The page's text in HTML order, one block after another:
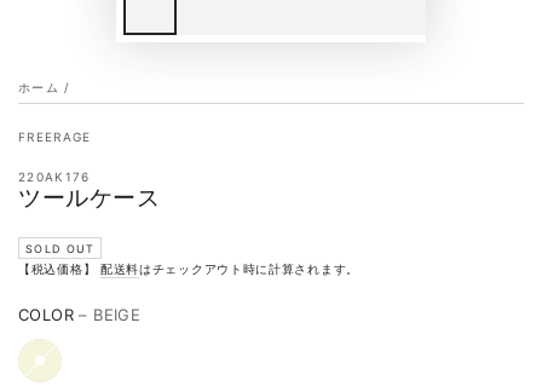
ホーム /
FREERAGE
220AK176
ツールケース
SOLD OUT
【税込価格】 配送料はチェックアウト時に計算されます。
COLOR– BEIGE